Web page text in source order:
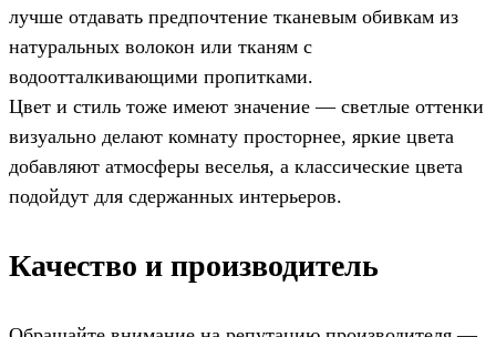
лучше отдавать предпочтение тканевым обивкам из
натуральных волокон или тканям с
водоотталкивающими пропитками.
Цвет и стиль тоже имеют значение — светлые оттенки
визуально делают комнату просторнее, яркие цвета
добавляют атмосферы веселья, а классические цвета
подойдут для сдержанных интерьеров.
Качество и производитель